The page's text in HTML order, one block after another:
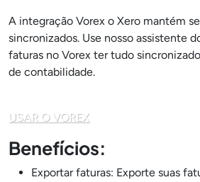
A integração Vorex o Xero mantém
sincronizados. Use nosso assistente
faturas no Vorex ter tudo
de contabilidade.
USAR O VOREX
Benefícios:
Exportar faturas: Exporte suas